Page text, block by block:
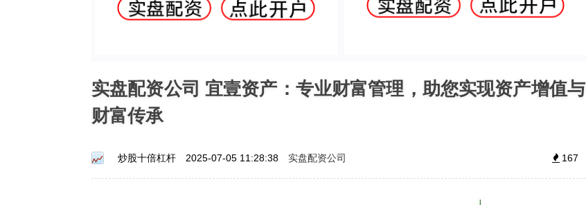
实盘配资公司 宜壹资产：专业财富管理，助您实现资产增值与
财富传承
炒股十倍杠杆 2025-07-05 11:28:38 实盘配资公司 167